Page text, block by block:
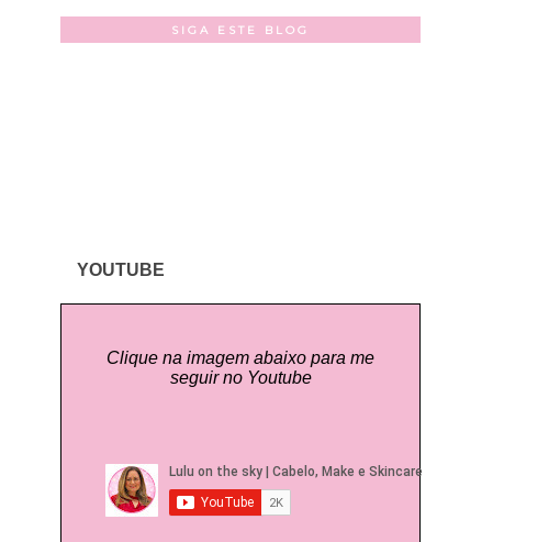
SIGA ESTE BLOG
YOUTUBE
Clique na imagem abaixo para me
seguir no Youtube